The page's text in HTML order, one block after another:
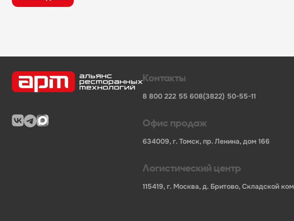
широкий ассортимент оборудования, кухонного инвентаря и
Бренд - Hurakan
HKN-DL775 BLACK
Напряжение
Длина НЕТТО, мм
Контакты
8 800 222 55 608(3822) 50-55-11
Офис продаж
634009, г. Томск, пр. Ленина, дом 166
Логистический центр
115419, г. Москва, д. Бритово, Складской